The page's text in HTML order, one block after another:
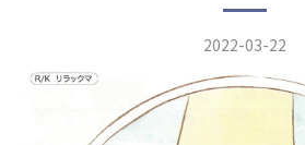
2022-03-22